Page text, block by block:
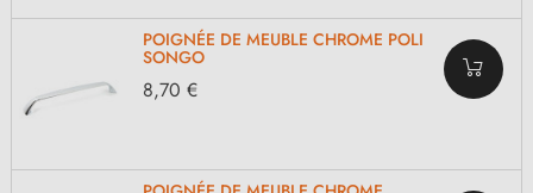
POIGNÉE DE MEUBLE CHROME POLI
SONGO
8,70 €